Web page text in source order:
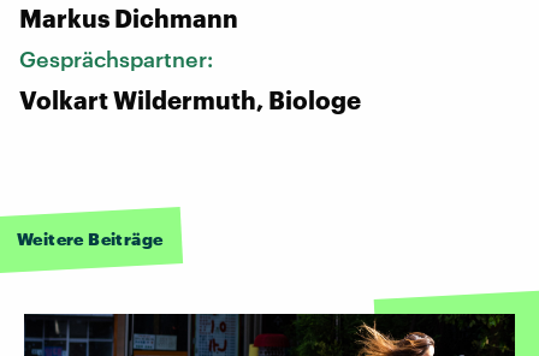
Markus Dichmann
Gesprächspartner:
Volkart Wildermuth, Biologe
Weitere Beiträge